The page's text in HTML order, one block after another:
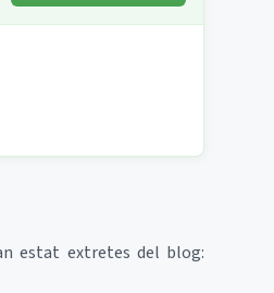
estat extretes del blog: